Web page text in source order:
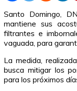
Santo Domingo,
mantiene sus
filtrantes e
vaguada, para
La medida,
busca mitigar los
para los próximos